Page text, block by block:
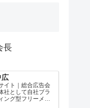
長
広
イト｜総合広告会
社として自社ブラ
ング型フリーメデ